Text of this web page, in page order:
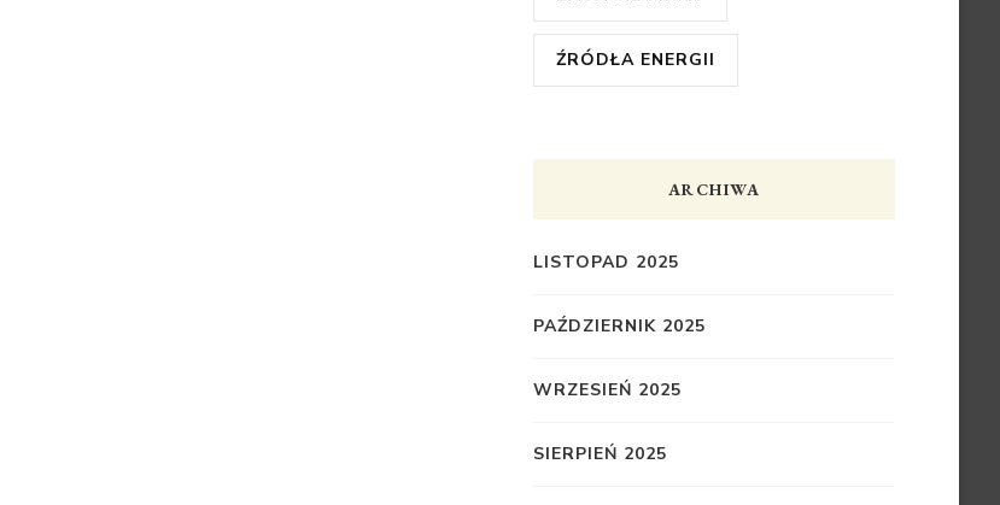
ŹRÓDŁA ENERGII
ARCHIWA
LISTOPAD 2025
PAŹDZIERNIK 2025
WRZESIEŃ 2025
SIERPIEŃ 2025